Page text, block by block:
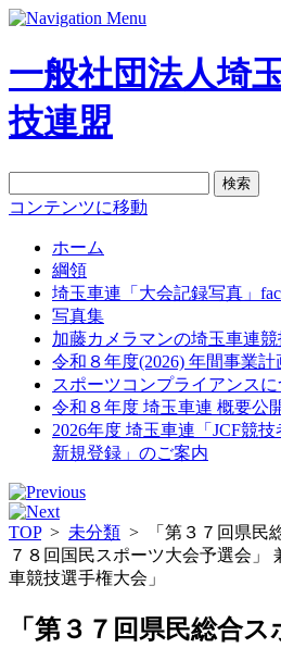
一般社団法人埼
技連盟
索:
コンテンツに移動
ホーム
綱領
埼玉車連「大会記録写真」
写真集
加藤カメラマンの埼玉車連
令和８年度(2026) 年間事業計
スポーツコンプライアンス
令和８年度 埼玉車連 概要公
2026年度 埼玉車連「JCF競
新規登録」のご案内
TOP> 未分類 >
「第３７回県民
７８回国民スポーツ大会予選会」
車競技選手権大会」
「第３７回県民総合